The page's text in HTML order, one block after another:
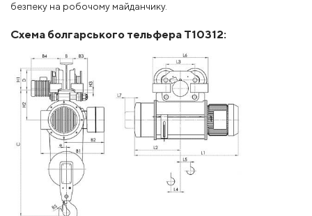
безпеку на робочому майданчику.
Схема болгарського тельфера Т10312: